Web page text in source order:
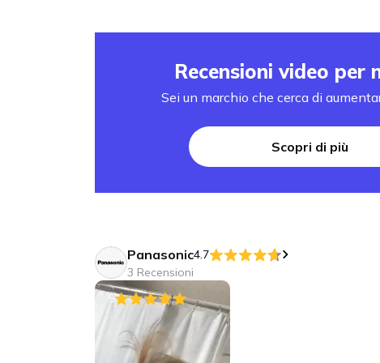
Recensioni video per
Sei un marchio che cerca di
Scopri di più
Panasonic4.7
3 Recensioni
5